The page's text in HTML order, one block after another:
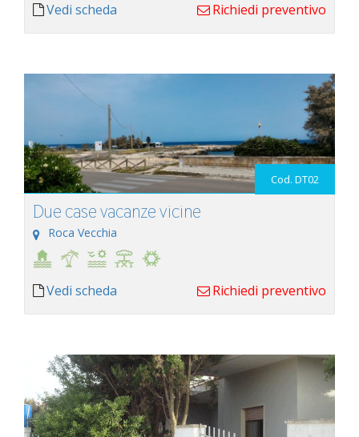
Vedi scheda Richiedi preventivo
Cod. DT02
Due case vacanze vicine
Roca Vecchia
Vedi scheda Richiedi preventivo